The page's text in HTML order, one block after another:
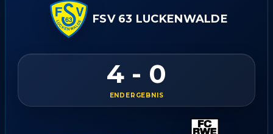
FSV 63 LUCKENWALDE
4 - 0
ENDERGEBNIS